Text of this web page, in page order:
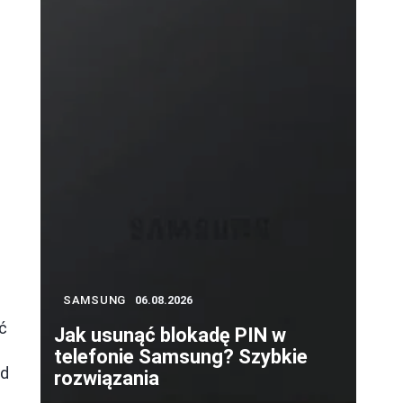
SAMSUNG 06.08.2026
Jak usunąć blokadę PIN w
telefonie Samsung? Szybkie
rozwiązania